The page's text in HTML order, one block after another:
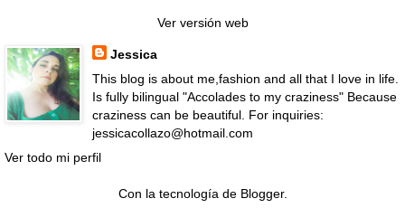
Ver versión web
Jessica
This blog is about me,fashion and all that I love in life.
Is fully bilingual "Accolades to my craziness" Because
craziness can be beautiful. For inquiries:
jessicacollazo@hotmail.com
Ver todo mi perfil
Con la tecnología de Blogger.